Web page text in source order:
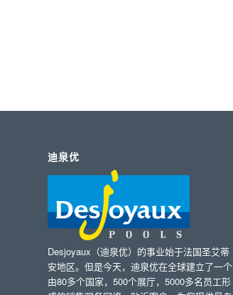
迪泉优
Desjoyaux（迪泉优）的事业始于法国圣艾蒂
安地区。但是今天，迪泉优在全球建立了一个
由80多个国家，500个展厅，5000多名员工形